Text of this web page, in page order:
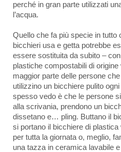
perché in gran parte utilizzati
l’acqua.
Quello che fa più specie in tutto
bicchieri usa e getta potrebbe
essere sostituita da subito –
plastiche compostabili di
maggior parte delle persone
utilizzino un bicchiere pulito
spesso vedo è che le persone
alla scrivania, prendono un
dissetano e… pling. Buttano il
si portano il bicchiere di
per tutta la giornata o, meglio,
una tazza in ceramica lavabile